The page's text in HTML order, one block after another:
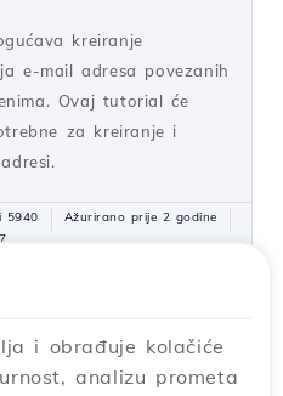
kreiranje
e-mail adresa povezanih
Ovaj tutorial će
za kreiranje i
5940
Ažurirano prije 2 godine
i obrađuje kolačiće
analizu prometa